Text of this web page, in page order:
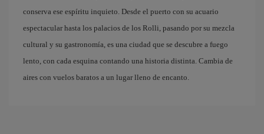
conserva ese espíritu inquieto. Desde el puerto con su acuario
espectacular hasta los palacios de los Rolli, pasando por su mezcla
cultural y su gastronomía, es una ciudad que se descubre a fuego
lento, con cada esquina contando una historia distinta. Cambia de
aires con vuelos baratos a un lugar lleno de encanto.